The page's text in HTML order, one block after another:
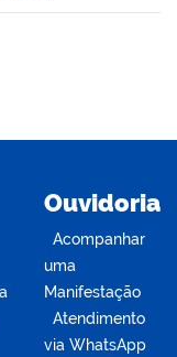
Ouvidoria
Acompanhar
uma
Manifestação
Atendimento
via WhatsApp